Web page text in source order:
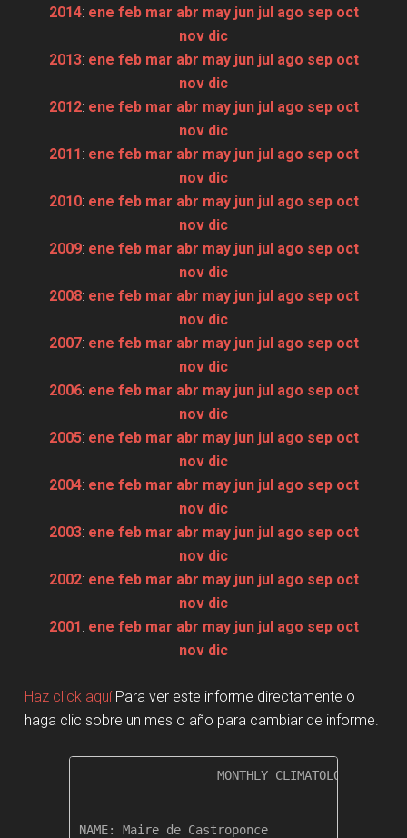
2014: ene feb mar abr may jun jul ago sep oct
nov dic
2013: ene feb mar abr may jun jul ago sep oct
nov dic
2012: ene feb mar abr may jun jul ago sep oct
nov dic
2011: ene feb mar abr may jun jul ago sep oct
nov dic
2010: ene feb mar abr may jun jul ago sep oct
nov dic
2009: ene feb mar abr may jun jul ago sep oct
nov dic
2008: ene feb mar abr may jun jul ago sep oct
nov dic
2007: ene feb mar abr may jun jul ago sep oct
nov dic
2006: ene feb mar abr may jun jul ago sep oct
nov dic
2005: ene feb mar abr may jun jul ago sep oct
nov dic
2004: ene feb mar abr may jun jul ago sep oct
nov dic
2003: ene feb mar abr may jun jul ago sep oct
nov dic
2002: ene feb mar abr may jun jul ago sep oct
nov dic
2001: ene feb mar abr may jun jul ago sep oct
nov dic
Haz click aquíPara ver este informe directamente o
haga clic sobre un mes o año para cambiar de informe.
MONTHLY CLIMATOLOGICAL
NAME: Maire de Castroponce